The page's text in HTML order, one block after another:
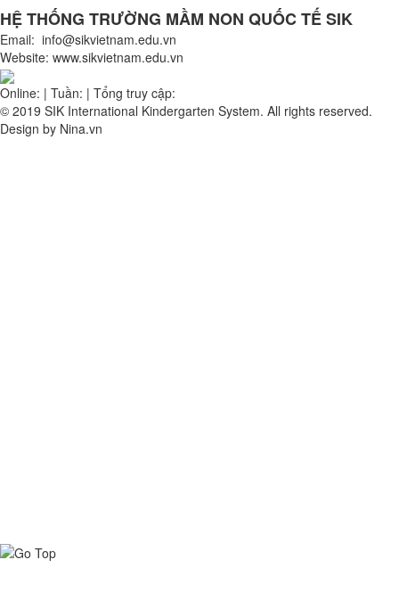
HỆ THỐNG TRƯỜNG MẦM NON QUỐC TẾSIK
Email: info@sikvietnam.edu.vn
Website: www.sikvietnam.edu.vn
Online: | Tuần: | Tổng truy cập:
© 2019 SIK International Kindergarten System. All rights reserved.
Design by Nina.vn